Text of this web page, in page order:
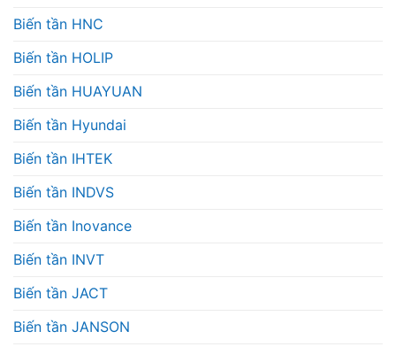
Biến tần HNC
Biến tần HOLIP
Biến tần HUAYUAN
Biến tần Hyundai
Biến tần IHTEK
Biến tần INDVS
Biến tần Inovance
Biến tần INVT
Biến tần JACT
Biến tần JANSON